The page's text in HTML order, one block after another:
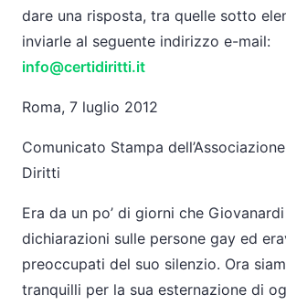
dare una risposta, tra quelle sotto
inviarle al seguente indirizzo e-mail:
info@certidiritti.it
Roma, 7 luglio 2012
Comunicato Stampa
Diritti
Era da un po’ di giorni che
dichiarazioni sulle persone gay ed
preoccupati del suo silenzio. Ora
tranquilli per la sua esternazione di